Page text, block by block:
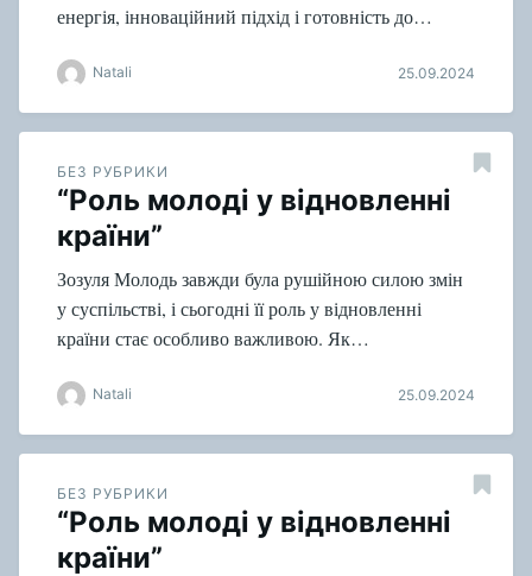
енергія, інноваційний підхід і готовність до…
Natali 25.09.2024
БЕЗ РУБРИКИ
“Роль молоді у відновленні
країни”
Зозуля Молодь завжди була рушійною силою змін
у суспільстві, і сьогодні її роль у відновленні
країни стає особливо важливою. Як…
Natali 25.09.2024
БЕЗ РУБРИКИ
“Роль молоді у відновленні
країни”